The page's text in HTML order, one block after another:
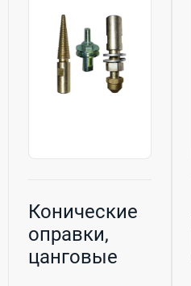
Конические
оправки,
цанговые